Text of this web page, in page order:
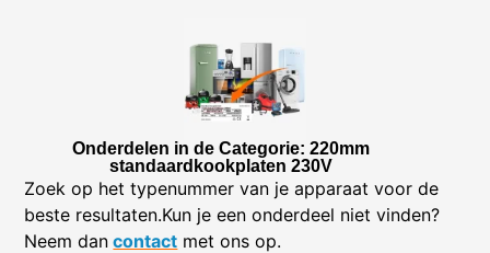
Onderdelen in de Categorie: 220mm
standaardkookplaten 230V
Zoek op het typenummer van je apparaat voor de
beste resultaten.Kun je een onderdeel niet vinden?
Neem dan contact met ons op.